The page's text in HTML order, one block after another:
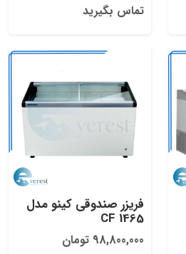
تماس بگیرید
فریزر صندوقی کینو مدل
CF 1465
98,800,000 تومان